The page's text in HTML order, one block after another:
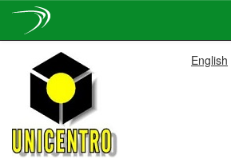
navigation
English